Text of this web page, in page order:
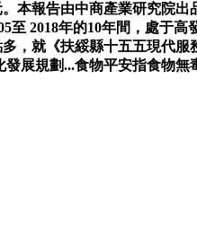
本報告由中商產業研究院
2018年的10年間，處于
，就《扶綏縣十五五現代
展規劃...食物平安指食物